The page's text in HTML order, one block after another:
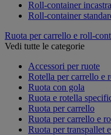
Roll-container
Roll-container
Ruota per carrello e roll-
Vedi tutte le categorie
Accessori per ruote
Rotella per carrello e
Ruota con gola
Ruota e rotella
Ruota per carrello
Ruota per carrello e
Ruota per transpallet